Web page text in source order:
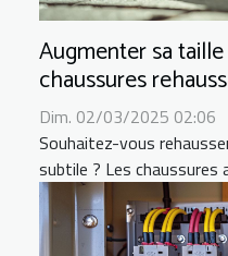
Augmenter sa
chaussures
Dim. 02/03/2025 02:06
Souhaitez-vous
subtile ? Les chaussures